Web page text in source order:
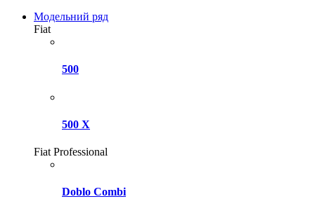
Модельний ряд
Fiat
500
500 X
Fiat Professional
Doblo Combi